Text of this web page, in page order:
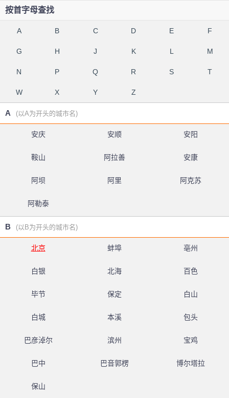
按首字母查找
A B C D E F
G H J K L M
N P Q R S T
W X Y Z
A (以A为开头的城市名)
安庆 安顺 安阳
鞍山 阿拉善 安康
阿坝 阿里 阿克苏
阿勒泰
B (以B为开头的城市名)
北京 蚌埠 亳州
白银 北海 百色
毕节 保定 白山
白城 本溪 包头
巴彦淖尔 滨州 宝鸡
巴中 巴音郭楞 博尔塔拉
保山